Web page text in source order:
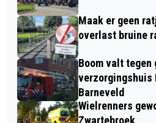
Maak er geen
overlast bruine
Boom valt tegen
verzorgingshuis
Barneveld
Wielrenners